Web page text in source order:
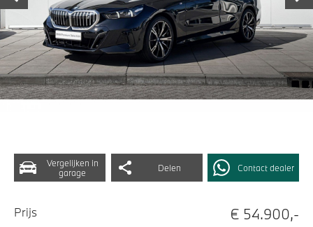
Vergelijken in
garage
Delen Contact dealer
Prijs € 54.900,-